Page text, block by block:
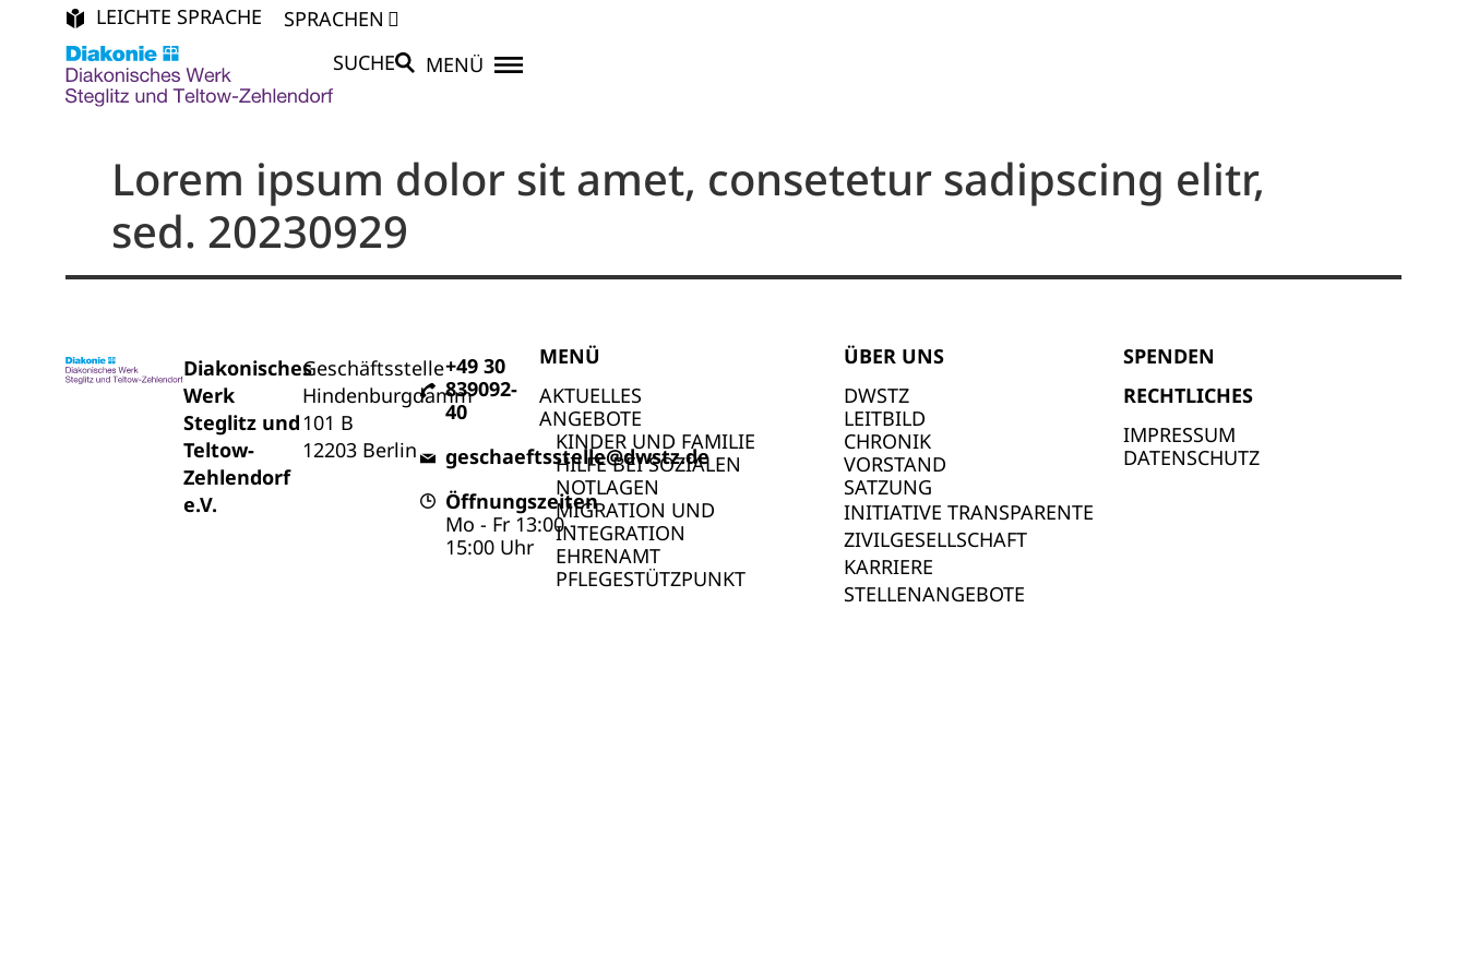
LEICHTE SPRACHE
SPRACHEN
SUCHE
MENÜ
Lorem ipsum dolor sit amet, consetetur sadipscing elitr,
sed. 20230929
Diakonisches
Werk
Steglitz und
Teltow-
Zehlendorf
e.V.
Geschäftsstelle
Hindenburgdamm
101 B
12203 Berlin
+49 30
839092-
40
geschaeftsstelle@dwstz.de
Öffnungszeiten
Mo - Fr 13:00 -
15:00 Uhr
MENÜ
AKTUELLES
ANGEBOTE
KINDER UND FAMILIE
HILFE BEI SOZIALEN
NOTLAGEN
MIGRATION UND
INTEGRATION
EHRENAMT
PFLEGESTÜTZPUNKT
ÜBER UNS
DWSTZ
LEITBILD
CHRONIK
VORSTAND
SATZUNG
INITIATIVE TRANSPARENTE
ZIVILGESELLSCHAFT
KARRIERE
STELLENANGEBOTE
SPENDEN
RECHTLICHES
IMPRESSUM
DATENSCHUTZ